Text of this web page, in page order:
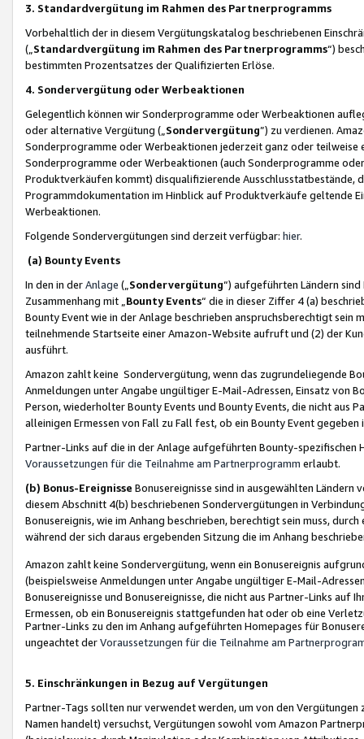
3. Standardvergütung im Rahmen des Partnerprogramms
Vorbehaltlich der in diesem Vergütungskatalog beschriebenen
(„ Standardvergütung im Rahmen des Partnerprogramms“)
bestimmten Prozentsatzes der Qualifizierten Erlöse.
4. Sondervergütung oder Werbeaktionen
Gelegentlich können wir Sonderprogramme oder Werbeaktionen
oder alternative Vergütung („ Sondervergütung”) zu verdienen.
Sonderprogramme oder Werbeaktionen jederzeit ganz oder
Sonderprogramme oder Werbeaktionen (auch Sonderprogramme
Produktverkäufen kommt) disqualifizierende Ausschlusstatbestände,
Programmdokumentation im Hinblick auf Produktverkäufe geltende
Werbeaktionen.
Folgende Sondervergütungen sind derzeit verfügbar: hier.
(a) Bounty Events
In den in derAnlage („ Sondervergütung“) aufgeführten Ländern
Zusammenhang mit „ Bounty Events“ die in dieser Ziffer 4 (a)
Bounty Event wie in der Anlage beschrieben anspruchsberechtigt sein
teilnehmende Startseite einer Amazon-Website aufruft und (2) der
ausführt.
Amazon zahlt keine Sondervergütung, wenn das zugrundeliegende
Anmeldungen unter Angabe ungültiger E-Mail-Adressen, Einsatz von
Person, wiederholter Bounty Events und Bounty Events, die nicht
alleinigen Ermessen von Fall zu Fall fest, ob ein Bounty Event
Partner-Links auf die in der Anlage aufgeführten Bounty-spezifischen
Voraussetzungen für die Teilnahme am Partnerprogramm erlaubt.
(b) Bonus-Ereignisse Bonusereignisse sind in ausgewählten Ländern
diesem Abschnitt 4(b) beschriebenen Sondervergütungen in
Bonusereignis, wie im Anhang beschrieben, berechtigt sein muss,
während der sich daraus ergebenden Sitzung die im Anhang
Amazon zahlt keine Sondervergütung, wenn ein Bonusereignis
(beispielsweise Anmeldungen unter Angabe ungültiger E-Mail-
Bonusereignisse und Bonusereignisse, die nicht aus Partner-Links auf
Ermessen, ob ein Bonusereignis stattgefunden hat oder ob eine
Partner-Links zu den im Anhang aufgeführten Homepages für
ungeachtet derVoraussetzungen für die Teilnahme am
5. Einschränkungen in Bezug auf Vergütungen
Partner-Tags sollten nur verwendet werden, um von den
Namen handelt) versuchst, Vergütungen sowohl vom Amazon